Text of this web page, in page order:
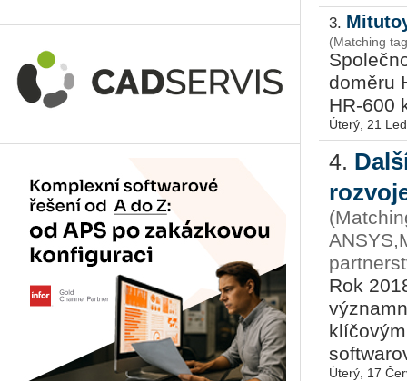
3.
(Matching
do­mě­ru
HR-600
Úterý, 21
4.
Rok
Úterý, 17